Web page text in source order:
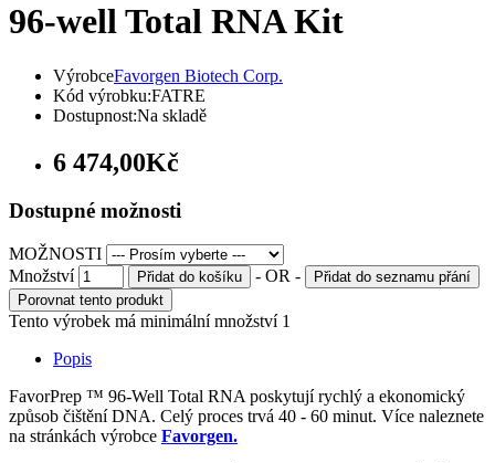
96-well Total RNA Kit
VýrobceFavorgen Biotech Corp.
Kód výrobku:FATRE
Dostupnost:Na skladě
6 474,00Kč
Dostupné možnosti
MOŽNOSTI
Množství
Přidat do košíku - OR -
Přidat do seznamu přání
Porovnat tento produkt
Tento výrobek má minimální množství 1
Popis
FavorPrep ™ 96-Well Total RNA poskytují rychlý a ekonomický
způsob čištění DNA. Celý proces trvá 40 - 60 minut. Více naleznete
na stránkách výrobce Favorgen.